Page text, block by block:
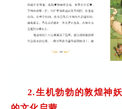
2.生机勃勃的敦煌神